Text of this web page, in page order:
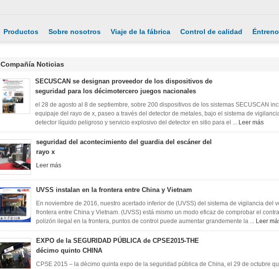
Productos Sobre nosotros Viaje de la fábrica Control de calidad
Compañía Noticias
SECUSCAN se designan proveedor de los dispositivos de
seguridad para los décimotercero juegos nacionales
el 28 de agosto al 8 de septiembre, sobre 200 dispositivos de los sistemas SECUSCAN
equipaje del rayo de x, paseo a través del detector de metales, bajo el sistema de
detector líquido peligroso y servicio explosivo del detector en sitio para el ... Leer más
seguridad del acontecimiento del guardia del escáner del
rayo x
Leer más
UVSS instalan en la frontera entre China y Vietnam
En noviembre de 2016, nuestro acertado inferior de (UVSS) del sistema de vigilancia del
frontera entre China y Vietnam. (UVSS) está mismo un modo eficaz de comprobar el
polizón ilegal en la frontera, puntos de control puede aumentar grandemente la ... Leer
EXPO de la SEGURIDAD PÚBLICA de CPSE2015-THE
décimo quinto CHINA
CPSE 2015 – la décimo quinta expo de la seguridad pública de China, el 29 de octubre